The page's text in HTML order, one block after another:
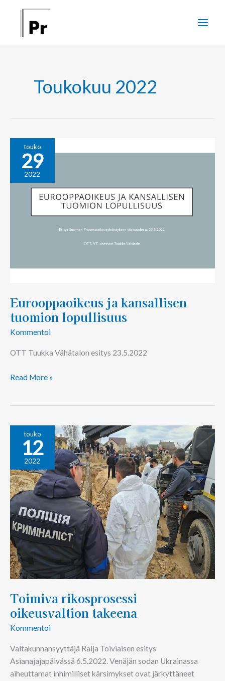
Toukokuu 2022
touko
29
2022
Eurooppaoikeus ja kansallisen
tuomion lopullisuus
Kommentoi
OTT Tuukka Vähätalon esitys 23.5.2022
Eurooppaoikeus
kansallisen
tuomion
lopullisuus
Read More »
touko
12
2022
Toimiva rikosprosessi
oikeusvaltion takeena
Kommentoi
Valtakunnansyyttäjä Raija Toiviaisen esitys
Asianajajapäivässä 6.5.2022. Venäjän sodan Ukrainassa
aiheuttamat inhimilliset kärsimykset ovat järkyttäneet
Toimiva
rikosprosessi
oikeusvaltion
takeena